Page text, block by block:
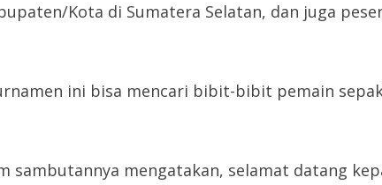
Kota di Sumatera Selatan, dan juga
ini bisa mencari bibit-bibit pemain
sambutannya mengatakan, selamat datang